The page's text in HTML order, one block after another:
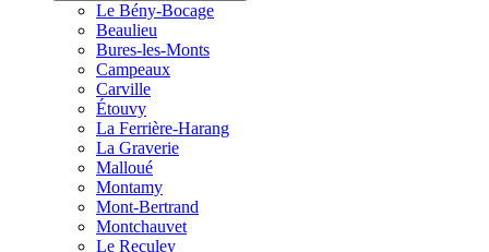
Le Bény-Bocage
Beaulieu
Bures-les-Monts
Campeaux
Carville
Étouvy
La Ferrière-Harang
La Graverie
Malloué
Montamy
Mont-Bertrand
Montchauvet
Le Reculey